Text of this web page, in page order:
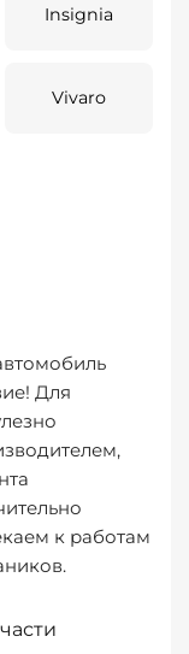
Insignia
Vivaro
Для
к работам